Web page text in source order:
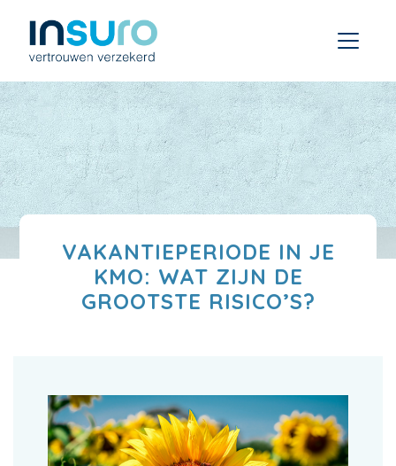
VAKANTIEPERIODE IN JE
KMO: WAT ZIJN DE
GROOTSTE RISICO’S?